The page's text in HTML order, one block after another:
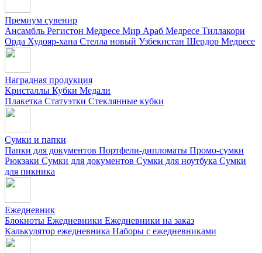
Премиум сувенир
Ансамбль Регистон Медресе Мир Араб Медресе Тиллакори
Орда Худояр-хана Стелла новый Узбекистан Шердор Медресе
Наградная продукция
Kристаллы Кубки Медали
Плакетка Статуэтки Стеклянные кубки
Сумки и папки
Папки для документов Портфели-дипломаты Промо-сумки
Рюкзаки Сумки для документов Сумки для ноутбука Сумки
для пикника
Ежедневник
Блокноты Ежедневники Ежедневники на заказ
Калькулятор ежедневника Наборы с ежедневниками